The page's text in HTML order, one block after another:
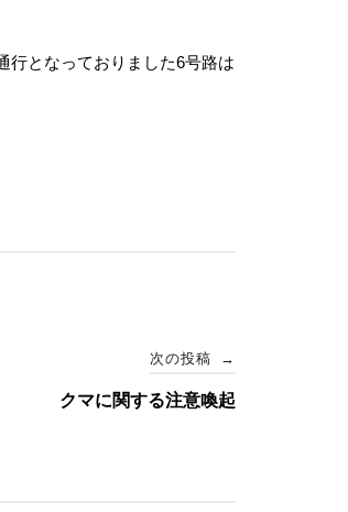
行となっておりました6号路は
次の投稿 →
クマに関する注意喚起